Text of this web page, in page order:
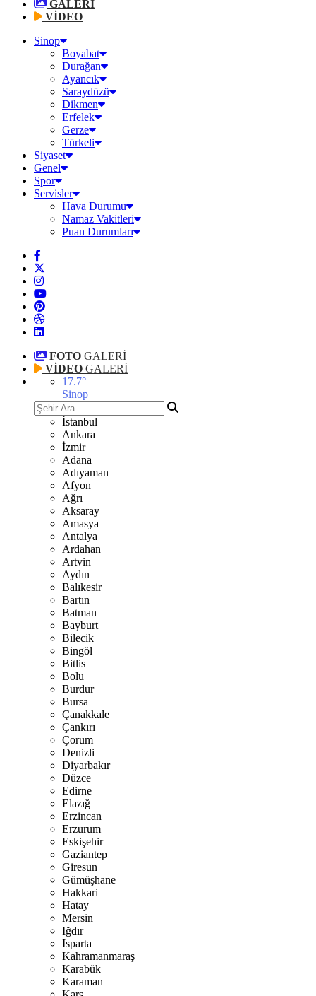
GALERİ
VİDEO
Sinop
Boyabat
Durağan
Ayancık
Saraydüzü
Dikmen
Erfelek
Gerze
Türkeli
Siyaset
Genel
Spor
Servisler
Hava Durumu
Namaz Vakitleri
Puan Durumları
FOTO GALERİ
VİDEO GALERİ
17.7°
Sinop
İstanbul
Ankara
İzmir
Adana
Adıyaman
Afyon
Ağrı
Aksaray
Amasya
Antalya
Ardahan
Artvin
Aydın
Balıkesir
Bartın
Batman
Bayburt
Bilecik
Bingöl
Bitlis
Bolu
Burdur
Bursa
Çanakkale
Çankırı
Çorum
Denizli
Diyarbakır
Düzce
Edirne
Elazığ
Erzincan
Erzurum
Eskişehir
Gaziantep
Giresun
Gümüşhane
Hakkari
Hatay
Mersin
Iğdır
Isparta
Kahramanmaraş
Karabük
Karaman